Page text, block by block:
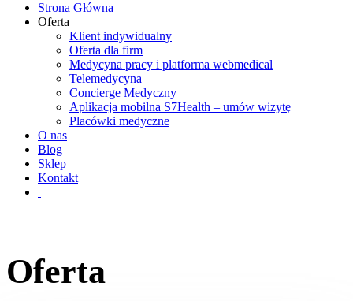
Strona Główna
Oferta
Klient indywidualny
Oferta dla firm
Medycyna pracy i platforma webmedical
Telemedycyna
Concierge Medyczny
Aplikacja mobilna S7Health – umów wizytę
Placówki medyczne
O nas
Blog
Sklep
Kontakt
Oferta